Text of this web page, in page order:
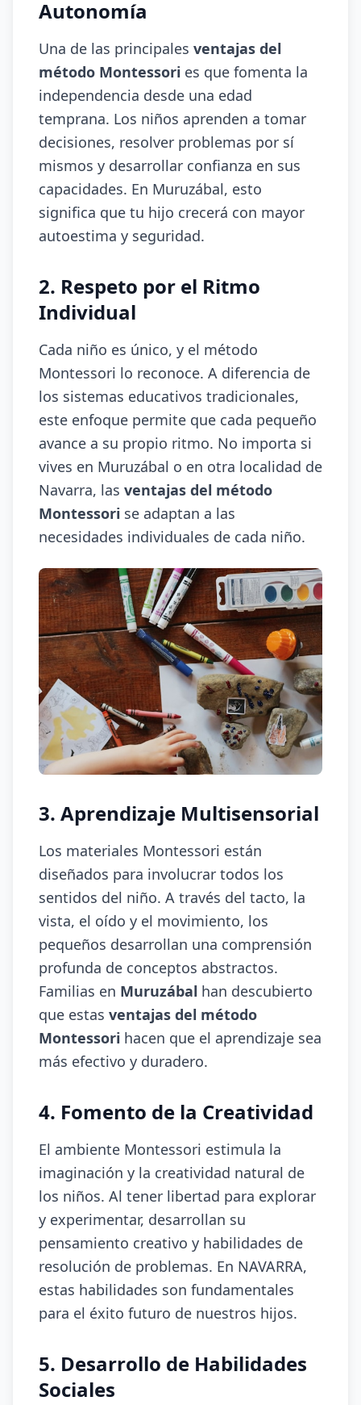
Autonomía
Una de las principales ventajas del
método Montessori es que fomenta la
independencia desde una edad
temprana. Los niños aprenden a tomar
decisiones, resolver problemas por sí
mismos y desarrollar confianza en sus
capacidades. En Muruzábal, esto
significa que tu hijo crecerá con mayor
autoestima y seguridad.
2. Respeto por el Ritmo
Individual
Cada niño es único, y el método
Montessori lo reconoce. A diferencia de
los sistemas educativos tradicionales,
este enfoque permite que cada pequeño
avance a su propio ritmo. No importa si
vives en Muruzábal o en otra localidad de
Navarra, las ventajas del método
Montessori se adaptan a las
necesidades individuales de cada niño.
3. Aprendizaje Multisensorial
Los materiales Montessori están
diseñados para involucrar todos los
sentidos del niño. A través del tacto, la
vista, el oído y el movimiento, los
pequeños desarrollan una comprensión
profunda de conceptos abstractos.
Familias en Muruzábal han descubierto
que estas ventajas del método
Montessori hacen que el aprendizaje sea
más efectivo y duradero.
4. Fomento de la Creatividad
El ambiente Montessori estimula la
imaginación y la creatividad natural de
los niños. Al tener libertad para explorar
y experimentar, desarrollan su
pensamiento creativo y habilidades de
resolución de problemas. En NAVARRA,
estas habilidades son fundamentales
para el éxito futuro de nuestros hijos.
5. Desarrollo de Habilidades
Sociales